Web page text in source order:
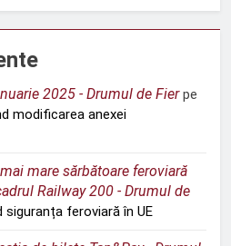
2025 - Drumul de Fierpe
modificarea anexei
mare sărbătoare feroviară
Railway 200 - Drumul de
feroviară în UE